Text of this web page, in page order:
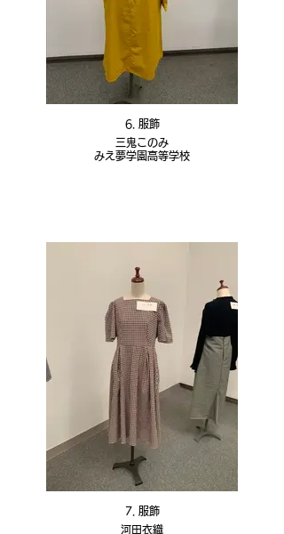
6. 服飾
三鬼このみ
みえ夢学園高等学校
7. 服飾
河田衣織